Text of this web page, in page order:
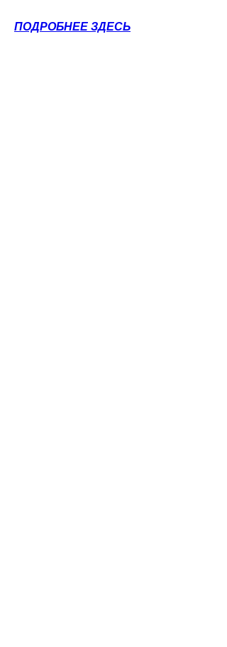
ПОДРОБНЕЕ ЗДЕСЬ